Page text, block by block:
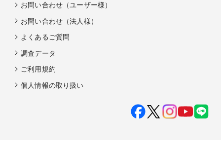
お問い合わせ（ユーザー様）
お問い合わせ（法人様）
よくあるご質問
調査データ
ご利用規約
個人情報の取り扱い